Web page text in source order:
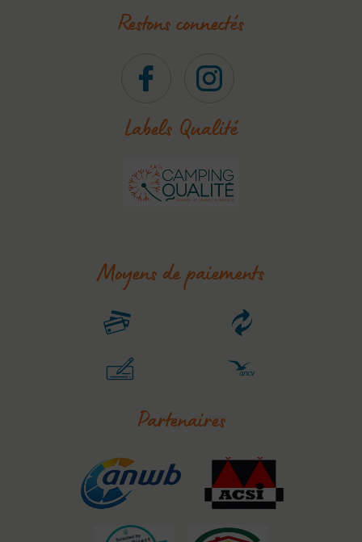
Restons connectés
Labels Qualité
Moyens de paiements
Partenaires